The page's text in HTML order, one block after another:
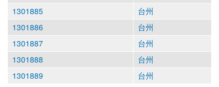
1301885
台州
1301886
台州
1301887
台州
1301888
台州
1301889
台州